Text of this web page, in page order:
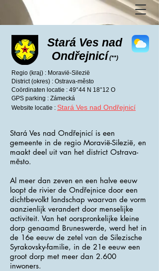
Stará Ves nad
Ondřejnicí (**)
Regio (kraj) : Moravië-Silezië
District (okres) : Ostrava-město
Coördinaten locatie : 49°44 N 18°12 O
GPS parking : Zámecká
Website locatie : Stará Ves nad Ondřejnicí
Stará Ves nad Ondřejnicí is een
gemeente in de regio Moravië-Silezië, en
maakt deel uit van het district Ostrava-
město.
Al meer dan zeven en een halve eeuw
loopt de rivier de Ondřejnice door een
dichtbevolkt landschap waarvan de vorm
aanzienlijk verandert door menselijke
activiteit. Van het oorspronkelijke kleine
dorp genaamd Bruneswerde, werd het in
de 16e eeuw de zetel van de Silezische
Syrakovsky-familie, in de 21e eeuw een
groot dorp met meer dan 2.600
inwoners.